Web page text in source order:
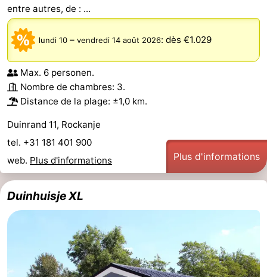
entre autres, de : ...
lundi 10 – vendredi 14 août 2026: dès €1.029
Max. 6 personen.
Nombre de chambres: 3.
Distance de la plage: ±1,0 km.
Duinrand 11, Rockanje
tel. +31 181 401 900
web. Plus d'informations Plus d'informations
Duinhuisje XL